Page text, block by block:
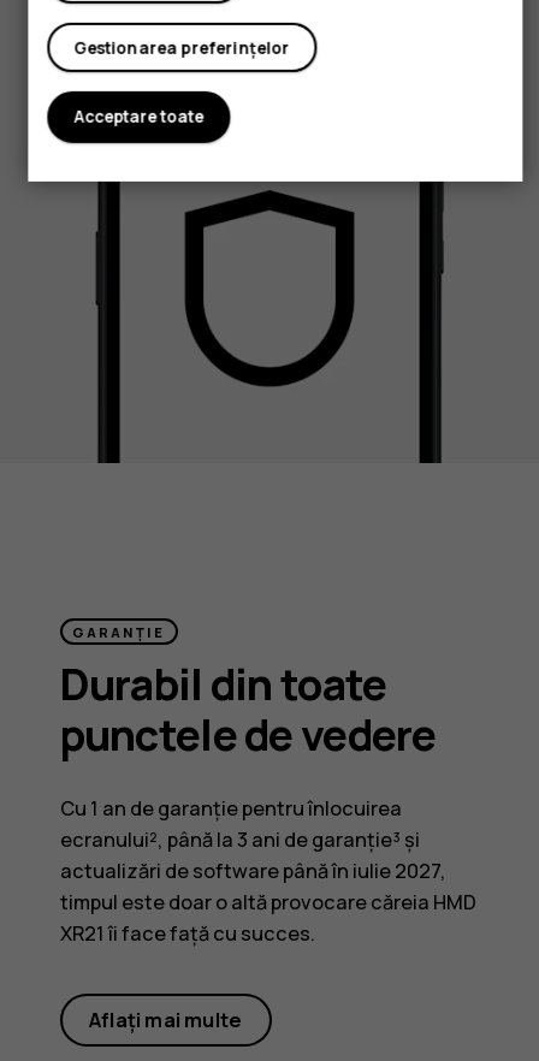
GARANȚIE
Durabil din toate
punctele de vedere
Cu 1 an de garanție pentru înlocuirea
ecranului², până la 3 ani de garanție³ și
actualizări de software până în iulie 2027,
timpul este doar o altă provocare căreia HMD
XR21 îi face față cu succes.
Aflați mai multe
Gestionarea preferințelor
Acceptare toate